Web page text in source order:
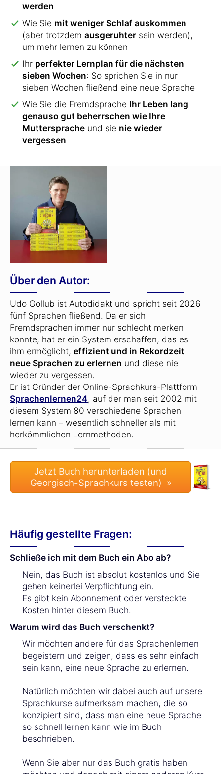
werden
Wie Sie mit weniger Schlaf auskommen
(aber trotzdem ausgeruhter sein werden),
um mehr lernen zu können
Ihr perfekter Lernplan für die nächsten
sieben Wochen: So sprichen Sie in nur
sieben Wochen fließend eine neue Sprache
Wie Sie die Fremdsprache Ihr Leben lang
genauso gut beherrschen wie Ihre
Muttersprache und sie nie wieder
vergessen
Über den Autor:
Udo Gollub ist Autodidakt und spricht seit 2026
fünf Sprachen fließend. Da er sich
Fremdsprachen immer nur schlecht merken
konnte, hat er ein System erschaffen, das es
ihm ermöglicht, effizient und in Rekordzeit
neue Sprachen zu erlernen und diese nie
wieder zu vergessen.
Er ist Gründer der Online-Sprachkurs-Plattform
Sprachenlernen24, auf der man seit 2002 mit
diesem System 80 verschiedene Sprachen
lernen kann – wesentlich schneller als mit
herkömmlichen Lernmethoden.
Häufig gestellte Fragen:
Schließe ich mit dem Buch ein Abo ab?
Nein, das Buch ist absolut kostenlos und Sie
gehen keinerlei Verpflichtung ein.
Es gibt kein Abonnement oder versteckte
Kosten hinter diesem Buch.
Warum wird das Buch verschenkt?
Wir möchten andere für das Sprachenlernen
begeistern und zeigen, dass es sehr einfach
sein kann, eine neue Sprache zu erlernen.
Natürlich möchten wir dabei auch auf unsere
Sprachkurse aufmerksam machen, die so
konzipiert sind, dass man eine neue Sprache
so schnell lernen kann wie im Buch
beschrieben.
Wenn Sie aber nur das Buch gratis haben